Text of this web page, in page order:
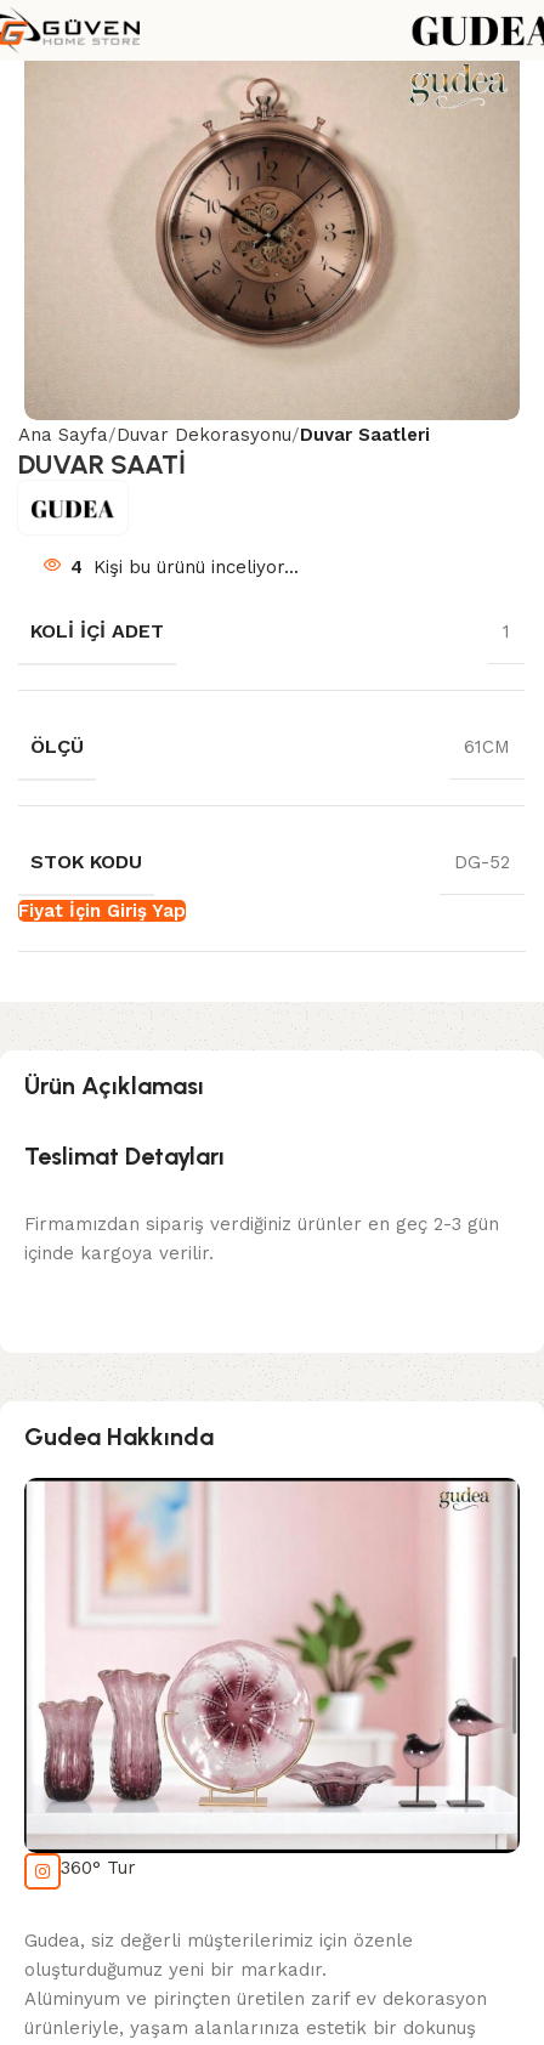
Ana Sayfa Duvar Dekorasyonu Duvar Saatleri
DUVAR SAATİ
4 Kişi bu ürünü inceliyor...
KOLI İÇI ADET 1
ÖLÇÜ 61CM
STOK KODU DG-52
Fiyat İçin Giriş Yap
Ürün Açıklaması
Teslimat Detayları
Firmamızdan sipariş verdiğiniz ürünler en geç 2-3 gün
içinde kargoya verilir.
Gudea Hakkında
360° Tur
Gudea, siz değerli müşterilerimiz için özenle
oluşturduğumuz yeni bir markadır.
Alüminyum ve pirinçten üretilen zarif ev dekorasyon
ürünleriyle, yaşam alanlarınıza estetik bir dokunuş